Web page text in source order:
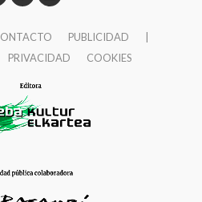
PUBLICIDAD
PRIVACIDAD COOKIES